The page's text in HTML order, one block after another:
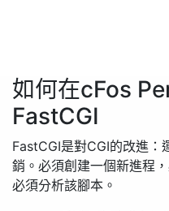
如何在cFos
FastCGI
FastCGI是對CGI的改進：
銷。必須創建一個新進程
必須分析該腳本。